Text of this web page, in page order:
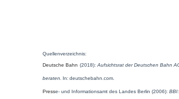
Quellenverzeichnis:
Deutsche Bahn (2018): Aufsichtsrat der Deutschen Bahn
beraten. In: deutschebahn.com.
Presse- und Informationsamt des Landes Berlin (2006):